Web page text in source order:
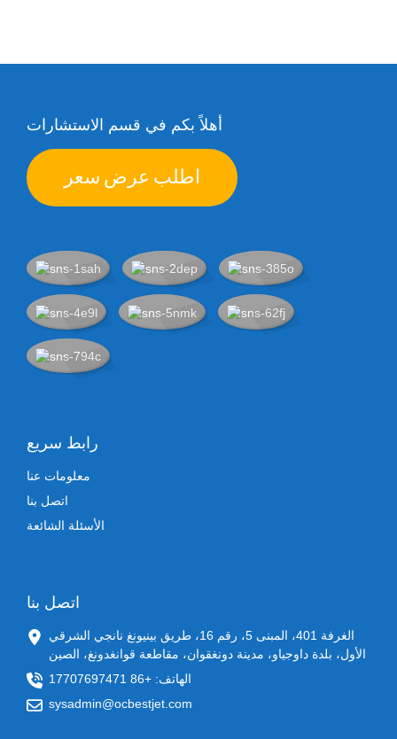
أهلاً بكم في قسم الاستشارات
اطلب عرض سعر
رابط سريع
معلومات عنا
اتصل بنا
الأسئلة الشائعة
اتصل بنا
الغرفة 401، المبنى 5، رقم 16، طريق بينيونغ نانجي الشرقي
الأول، بلدة داوجياو، مدينة دونغقوان، مقاطعة قوانغدونغ، الصين
الهاتف: +86 17707697471
sysadmin@ocbestjet.com